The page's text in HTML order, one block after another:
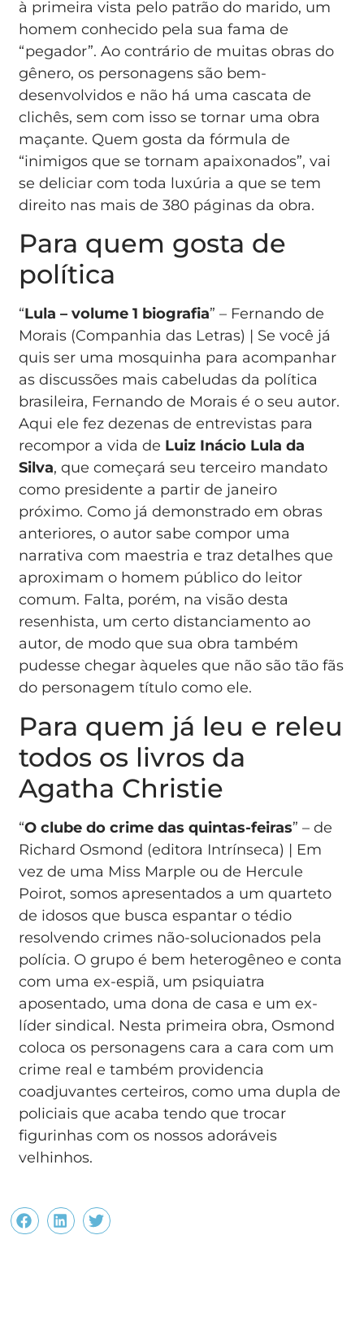
à primeira vista pelo patrão do marido, um
homem conhecido pela sua fama de
“pegador”. Ao contrário de muitas obras do
gênero, os personagens são bem-
desenvolvidos e não há uma cascata de
clichês, sem com isso se tornar uma obra
maçante. Quem gosta da fórmula de
“inimigos que se tornam apaixonados”, vai
se deliciar com toda luxúria a que se tem
direito nas mais de 380 páginas da obra.
Para quem gosta de
política
“Lula – volume 1 biografia” – Fernando de
Morais (Companhia das Letras) | Se você já
quis ser uma mosquinha para acompanhar
as discussões mais cabeludas da política
brasileira, Fernando de Morais é o seu autor.
Aqui ele fez dezenas de entrevistas para
recompor a vida de Luiz Inácio Lula da
Silva, que começará seu terceiro mandato
como presidente a partir de janeiro
próximo. Como já demonstrado em obras
anteriores, o autor sabe compor uma
narrativa com maestria e traz detalhes que
aproximam o homem público do leitor
comum. Falta, porém, na visão desta
resenhista, um certo distanciamento ao
autor, de modo que sua obra também
pudesse chegar àqueles que não são tão fãs
do personagem título como ele.
Para quem já leu e releu
todos os livros da
Agatha Christie
“O clube do crime das quintas-feiras” – de
Richard Osmond (editora Intrínseca) | Em
vez de uma Miss Marple ou de Hercule
Poirot, somos apresentados a um quarteto
de idosos que busca espantar o tédio
resolvendo crimes não-solucionados pela
polícia. O grupo é bem heterogêneo e conta
com uma ex-espiã, um psiquiatra
aposentado, uma dona de casa e um ex-
líder sindical. Nesta primeira obra, Osmond
coloca os personagens cara a cara com um
crime real e também providencia
coadjuvantes certeiros, como uma dupla de
policiais que acaba tendo que trocar
figurinhas com os nossos adoráveis
velhinhos.